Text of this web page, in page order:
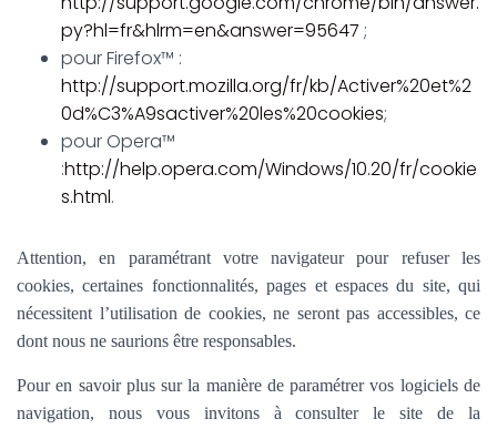
py?hl=fr&hlrm=en&answer=95647 ;
pour Firefox™ :
http://support.mozilla.org/fr/kb/Activer%20et%2
0d%C3%A9sactiver%20les%20cookies;
pour Opera™
:http://help.opera.com/Windows/10.20/fr/cookie
s.html.
Attention, en paramétrant votre navigateur pour refuser les
cookies, certaines fonctionnalités, pages et espaces du site, qui
nécessitent l’utilisation de cookies, ne seront pas accessibles, ce
dont nous ne saurions être responsables.
Pour en savoir plus sur la manière de paramétrer vos logiciels de
navigation, nous vous invitons à consulter le site de la